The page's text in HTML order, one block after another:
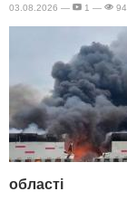
03.08.2026 — 1 —
області